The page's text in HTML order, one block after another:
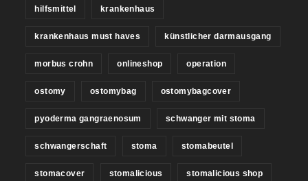
hilfsmittel krankenhaus
krankenhaus must haves künstlicher darmausgang
morbus crohn onlineshop operation
ostomy ostomybag ostomybagcover
pyoderma gangraenosum schwanger mit stoma
schwangerschaft stoma stomabeutel
stomacover stomalicious stomalicious shop